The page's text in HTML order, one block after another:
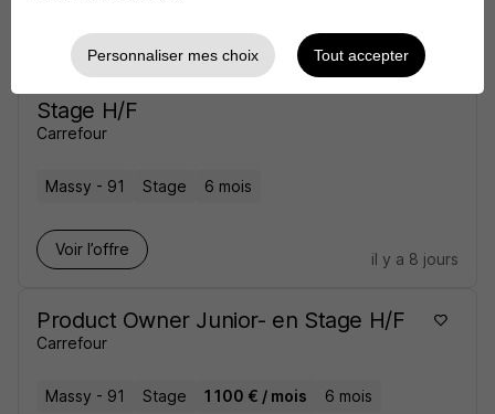
Pilote de l'Offre Traiteur Frais en
Stage H/F
Carrefour
Massy - 91 Stage 6 mois
Voir l’offre
il y a 8 jours
Product Owner Junior- en Stage H/F
Carrefour
Massy - 91 Stage 1 100 € / mois 6 mois
Personnaliser mes choix Tout accepter